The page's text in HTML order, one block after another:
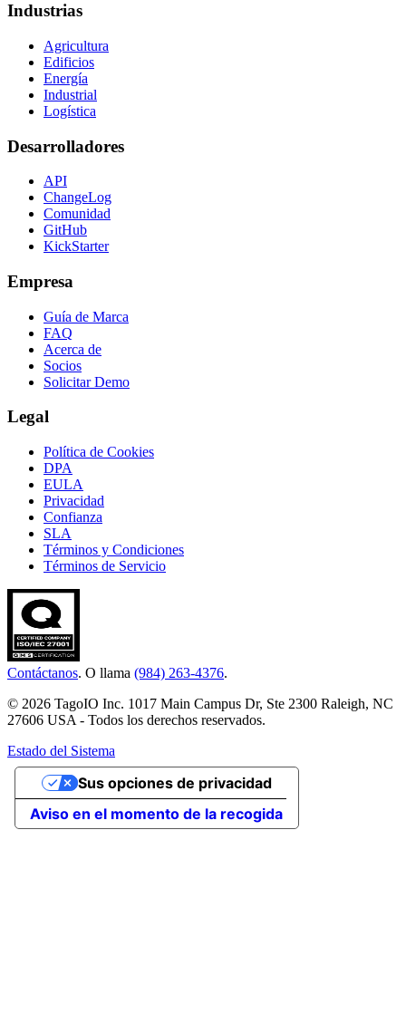
Industrias
Agricultura
Edificios
Energía
Industrial
Logística
Desarrolladores
API
ChangeLog
Comunidad
GitHub
KickStarter
Empresa
Guía de Marca
FAQ
Acerca de
Socios
Solicitar Demo
Legal
Política de Cookies
DPA
EULA
Privacidad
Confianza
SLA
Términos y Condiciones
Términos de Servicio
Contáctanos. O llama (984) 263-4376.
© 2026 TagoIO Inc. 1017 Main Campus Dr, Ste 2300 Raleigh, NC
27606 USA - Todos los derechos reservados.
Estado del Sistema
Aviso en el momento de la recogida
Sus opciones de privacidad